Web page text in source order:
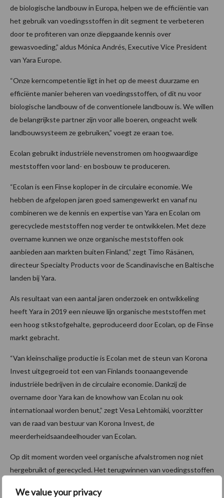
We value your privacy
de biologische landbouw in Europa, helpen we de efficiëntie van
het gebruik van voedingsstoffen in dit segment te verbeteren
door te profiteren van onze diepgaande kennis over
gewasvoeding,” aldus Mónica Andrés, Executive Vice President
van Yara Europe.
“Onze kerncompetentie ligt in het op de meest duurzame en
efficiënte manier beheren van voedingsstoffen, of dit nu voor
biologische landbouw of de conventionele landbouw is. We willen
de belangrijkste partner zijn voor alle boeren, ongeacht welk
landbouwsysteem ze gebruiken,” voegt ze eraan toe.
Ecolan gebruikt industriële nevenstromen om hoogwaardige
meststoffen voor land- en bosbouw te produceren.
“Ecolan is een Finse koploper in de circulaire economie. We
hebben de afgelopen jaren goed samengewerkt en vanaf nu
combineren we de kennis en expertise van Yara en Ecolan om
gerecyclede meststoffen nog verder te ontwikkelen. Met deze
overname kunnen we onze organische meststoffen ook
aanbieden aan markten buiten Finland,” zegt Timo Räsänen,
directeur Specialty Products voor de Scandinavische en Baltische
landen bij Yara.
Als resultaat van een aantal jaren onderzoek en ontwikkeling
heeft Yara in 2019 een nieuwe lijn organische meststoffen met
een hoog stikstofgehalte, geproduceerd door Ecolan, op de Finse
markt gebracht.
“Van kleinschalige productie is Ecolan met de steun van Korona
Invest uitgegroeid tot een van Finlands toonaangevende
industriële bedrijven in de circulaire economie. Dankzij de
overname door Yara kan de knowhow van Ecolan nu ook
internationaal worden benut,” zegt Vesa Lehtomäki, voorzitter
van de raad van bestuur van Korona Invest, de
meerderheidsaandeelhouder van Ecolan.
Op dit moment worden veel organische afvalstromen nog niet
hergebruikt of gerecycled. Het terugwinnen van voedingsstoffen
draagt bij aan een circulaire economie en vermindert het verlies